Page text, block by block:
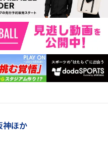
神ほか